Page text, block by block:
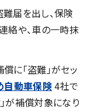
届を出し、保険
絡や、車の一時抹
に「盗難」がセッ
自動車保険4社で
が補償対象になり